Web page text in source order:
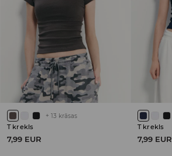
+ 13 krāsas
T krekls
7,99 EUR
T krekls
7,99 EUR